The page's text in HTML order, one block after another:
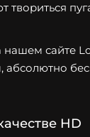
твориться
нашем сайте
абсолютно
HD